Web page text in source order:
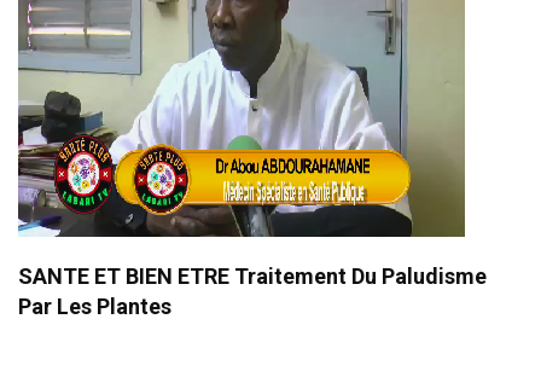
SANTE ET BIEN ETRE Traitement Du Paludisme
Par Les Plantes